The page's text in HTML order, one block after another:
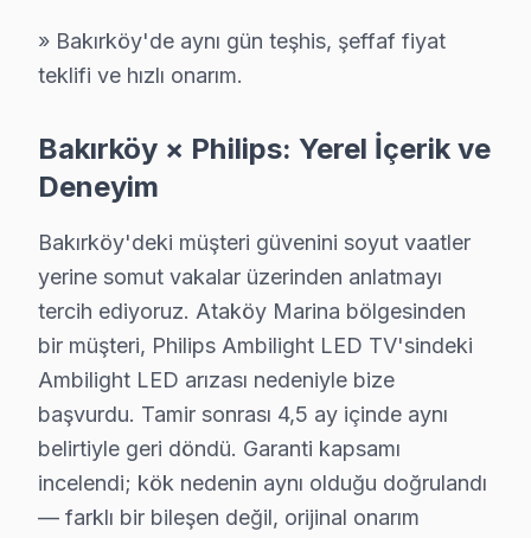
Bakırköy Philips TV tamirinde iki kritik bilgi: (1)
Philips TV Servis Kapsamı
✓ 15+ Yıl Deneyim
✓ Orijinal Yedek Parça
✓ Ücretsiz Arıza Tespiti
Philips TV Arızasında Atılacak İlk Adımlar
Bir Philips ekran arızalandığında ne yapmanız
1. Güç Kontrolü:Öncelikle televizyonun güç
» Bakırköy'de aynı gün teşhis, şeffaf fiyat
teklifi ve hızlı onarım.
Bakırköy × Philips: Yerel İçerik ve
Deneyim
Bakırköy'deki müşteri güvenini soyut vaatler
yerine somut vakalar üzerinden anlatmayı
tercih ediyoruz. Ataköy Marina bölgesinden
bir müşteri, Philips Ambilight LED TV'sindeki
Ambilight LED arızası nedeniyle bize
başvurdu. Tamir sonrası 4,5 ay içinde aynı
belirtiyle geri döndü. Garanti kapsamı
incelendi; kök nedenin aynı olduğu doğrulandı
— farklı bir bileşen değil, orijinal onarım